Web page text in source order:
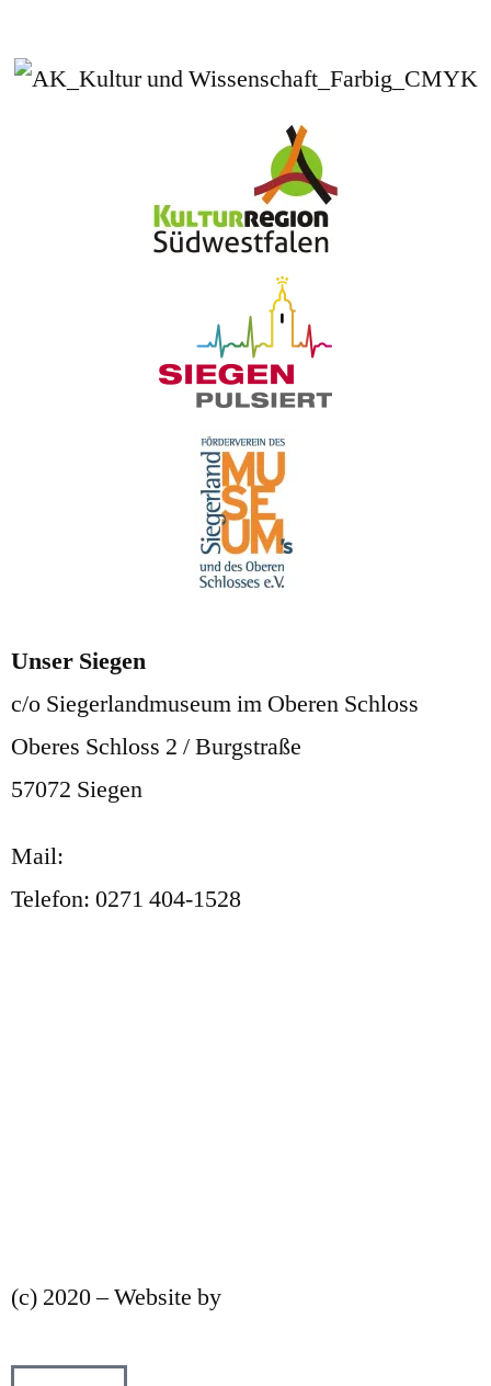
Unser Siegen
c/o Siegerlandmuseum im Oberen Schloss
Oberes Schloss 2 / Burgstraße
57072 Siegen
Mail:
Telefon: 0271 404-1528
(c) 2020 – Website by